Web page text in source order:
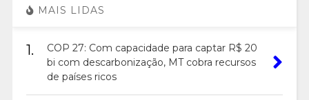
MAIS LIDAS
1.
COP 27: Com capacidade para captar R$ 20
bi com descarbonização, MT cobra recursos
de países ricos